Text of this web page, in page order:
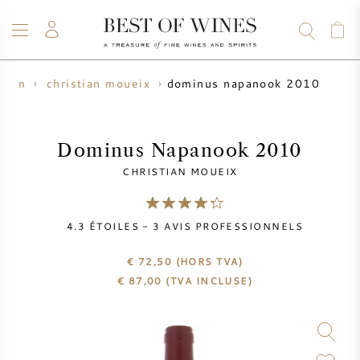
VIN
NOUVEAUTÉS
PRODUCTEUR DE VIN
CHAMPAGNE
WHISKY
RHUM
SPIRITUEUX
VENTE
VENTE DE WHISKY
BLOG
À PROPOS
vin christian moueix dominus napanook 2010
Dominus Napanook 2010
CHRISTIAN MOUEIX
4.3 ÉTOILES - 3 AVIS PROFESSIONNELS
€ 72,50 (HORS TVA)
€ 87,00 (TVA INCLUSE)